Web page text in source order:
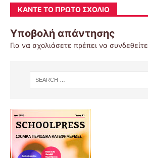
ΚΆΝΤΕ ΤΟ ΠΡΏΤΟ ΣΧΌΛΙΟ
Υποβολή απάντησης
Για να σχολιάσετε πρέπει να συνδεθείτε